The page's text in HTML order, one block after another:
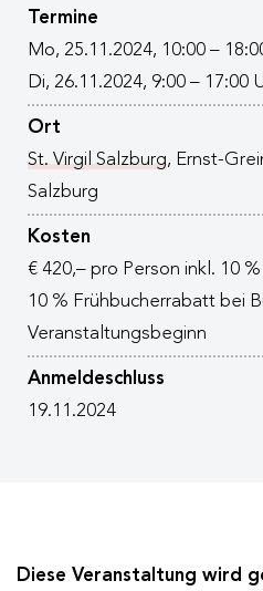
Termine
Mo, 25.11.2024, 10:00 –
Di, 26.11.2024, 9:00 – 17:00
Ort
St. Virgil Salzburg, Ernst-
Salzburg
Kosten
€ 420,– pro Person inkl. 10
10 % Frühbucherrabatt bei
Veranstaltungsbeginn
Anmeldeschluss
19.11.2024
Diese Veranstaltung wird